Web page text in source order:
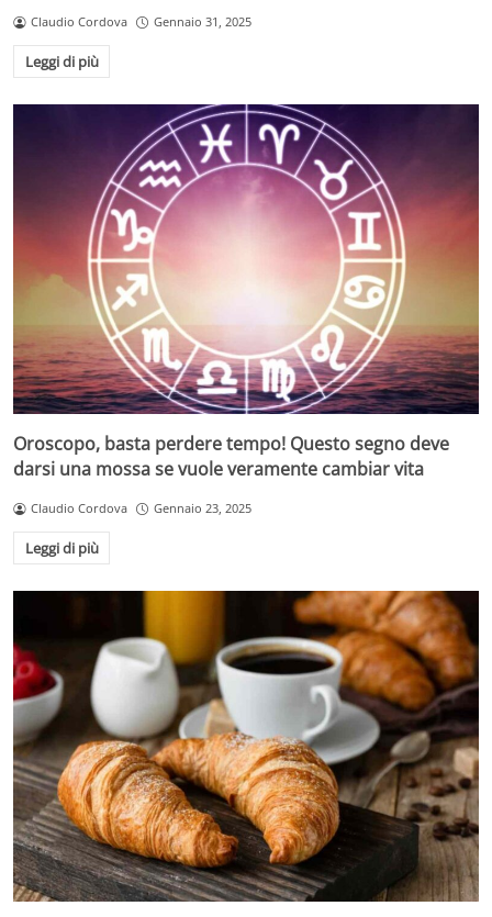
Claudio Cordova Gennaio 31, 2025
Leggi di più
Oroscopo, basta perdere tempo! Questo segno deve
darsi una mossa se vuole veramente cambiar vita
Claudio Cordova Gennaio 23, 2025
Leggi di più